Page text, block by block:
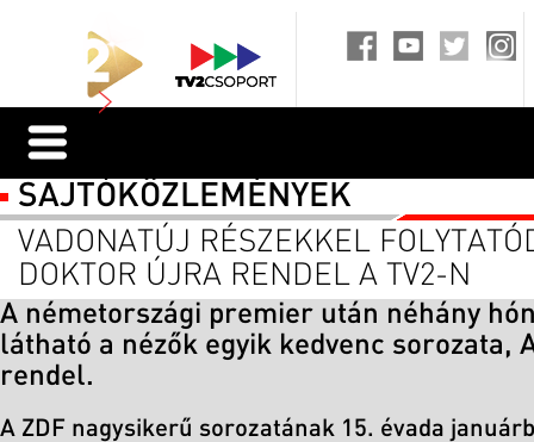
SAJTÓKÖZLEMÉNYEK
VADONATÚJ RÉSZEKKEL
DOKTOR ÚJRA RENDEL A TV2-N
A németországi premier után néhány
látható a nézők egyik kedvenc sorozata,
rendel.
A ZDF nagysikerű sorozatának 15. évada